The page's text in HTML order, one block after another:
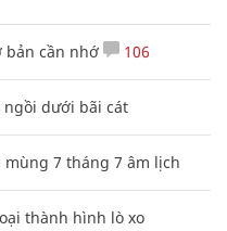
bản cần nhớ 106
ngồi dưới bãi cát
7 tháng 7 âm lịch
thành hình lò xo